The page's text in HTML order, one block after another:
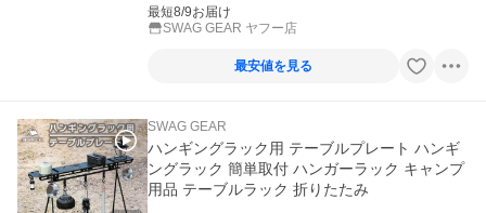
最短8/9お届け
SWAG GEAR ヤフー店
最安値を見る
SWAG GEAR
ハンギングラック用 テーブルプレート ハンギ
ングラック 簡単取付 ハンガーラック キャンプ
用品 テーブルラック 折りたたみ